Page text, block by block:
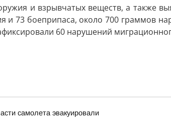
и взрывчатых веществ, а также
и 73 боеприпаса, около 700 граммов
60 нарушений
самолета эвакуировали